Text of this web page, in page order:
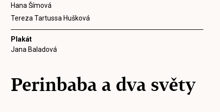
Hana Šímová
Tereza Tartussa Hušková
Plakát
Jana Baladová
Perinbaba a dva světy